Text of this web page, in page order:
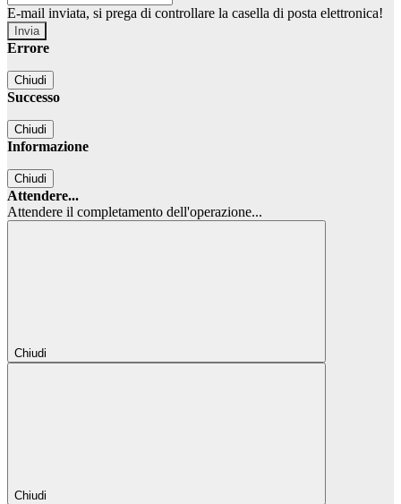
E-mail inviata, si prega di controllare la casella di posta elettronica!
Errore
Chiudi
Successo
Chiudi
Informazione
Chiudi
Attendere...
Attendere il completamento dell'operazione...
Chiudi
Chiudi